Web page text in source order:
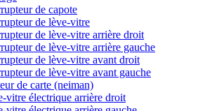
de capote
de lève-vitre
de lève-vitre arrière droit
de lève-vitre arrière gauche
de lève-vitre avant droit
de lève-vitre avant gauche
de carte (neiman)
vitre électrique arrière droit